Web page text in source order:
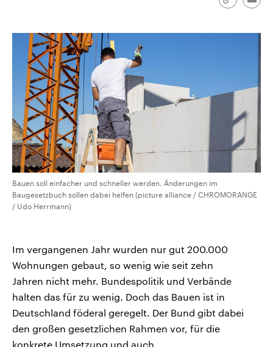
Link
Bauen soll einfacher und schneller werden. Änderungen im
Baugesetzbuch sollen dabei helfen (picture alliance / CHROMORANGE
/ Udo Herrmann)
Im vergangenen Jahr wurden nur gut 200.000
Wohnungen gebaut, so wenig wie seit zehn
Jahren nicht mehr. Bundespolitik und Verbände
halten das für zu wenig. Doch das Bauen ist in
Deutschland föderal geregelt. Der Bund gibt dabei
den großen gesetzlichen Rahmen vor, für die
konkrete Umsetzung und auch